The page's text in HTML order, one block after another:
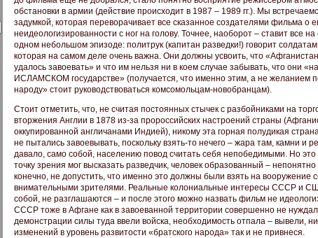
обстановки в армии (действие происходит в 1987 – 1989 гг.). Мы
задумкой, которая переворачивает все сказанное создателями фильма о
неидеологизированности с ног на голову. Точнее, наоборот – ставит все
одном небольшом эпизоде: политрук (капитан разведки!) говорит
которая на самом деле очень важна. Они должны усвоить, что
удалось завоевать» и что им нельзя ни в коем случае забывать, что они
ИСЛАМСКОМ государстве» (получается, что именно этим, а не желанием
народу» стоит руководствоваться комсомольцам-новобранцам).
Стоит отметить, что, не считая постоянных стычек с разбойниками на
вторжения Англии в 1878 из-за пророссийских настроений страны
оккупированной англичанами Индией), никому эта горная полудикая
не пытались завоевывать, поскольку взять-то нечего – жара там, камни и
давало, само собой, населению повод считать себя непобедимыми. Но это
точку зрения мог высказать разведчик, человек образованный –
конечно, не допустить, что именно это должны были взять на вооружение
внимательными зрителями. Реальные колониальные интересы СССР и
собой, не разглашаются – и после этого можно назвать фильм не
СССР тоже в Афгане как в завоеванной территории совершенно не
демонстрации силы туда ввели войска, необходимость отпала – вывели,
изменений в уровень развитости «братского народа» так и не привнеся.